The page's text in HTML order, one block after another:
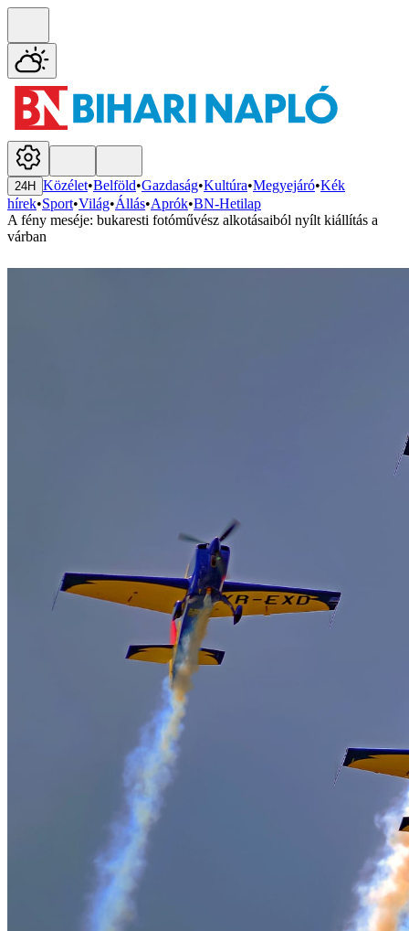
24H Közélet•Belföld•Gazdaság•Kultúra•Megyejáró•Kék
hírek•Sport•Világ•Állás•Aprók•BN-Hetilap
A fény meséje: bukaresti fotóművész alkotásaiból nyílt kiállítás a
várban